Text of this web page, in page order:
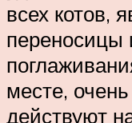
всех котов,
переносицы
месте,
действуют